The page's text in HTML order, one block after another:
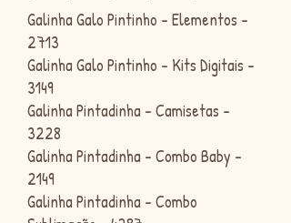
Galinha Galo Pintinho - Elementos -
2713
Galinha Galo Pintinho - Kits Digitais -
3149
Galinha Pintadinha - Camisetas -
3228
Galinha Pintadinha - Combo Baby -
2149
Galinha Pintadinha - Combo